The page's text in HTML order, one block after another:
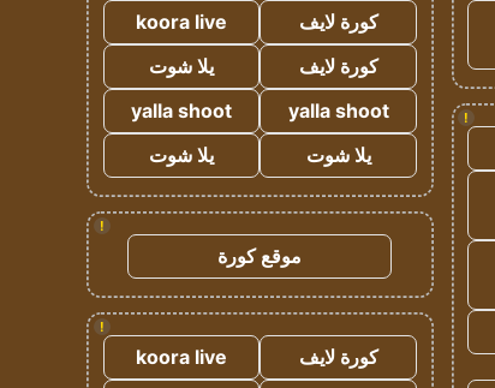
!
كورة لايف
koora live
كورة لايف
يلا شوت
yalla shoot
yalla shoot
يلا شوت
يلا شوت
!
موقع كورة
!
كورة لايف
koora live